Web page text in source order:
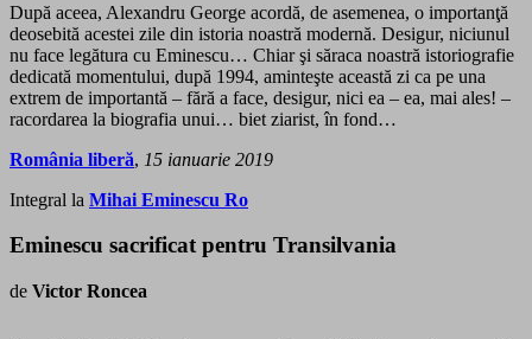
După aceea, Alexandru George acordă, de asemenea, o importanţă
deosebită acestei zile din istoria noastră modernă. Desigur, niciunul
nu face legătura cu Eminescu… Chiar şi săraca noastră istoriografie
dedicată momentului, după 1994, aminteşte această zi ca pe una
extrem de importantă – fără a face, desigur, nici ea – ea, mai ales! –
racordarea la biografia unui… biet ziarist, în fond…
România liberă, 15 ianuarie 2019
Integral la Mihai Eminescu Ro
Eminescu sacrificat pentru Transilvania
de Victor Roncea